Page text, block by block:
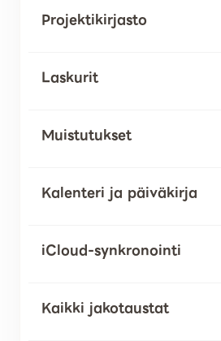
Projektikirjasto
Laskurit
Muistutukset
Kalenteri ja päiväkirja
iCloud-synkronointi
Kaikki jakotaustat